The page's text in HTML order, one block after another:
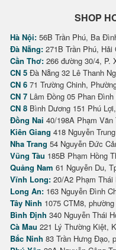
SHOP
Hà Nội: 56B Trần Phú, Ba
Đà Nẵng: 271B Trần Phú, Hải
Cần Thơ: 266 đường 30/4, P.
CN 5 Đà Nẵng 32 Lê Thanh
CN 6 71 Trường Chinh,
CN 7 Lâm Đồng 05 Phan Đình
CN 8 Bình Dương 151 Phú
Đồng Nai 40/198A Phạm Văn
Kiên Giang 418 Nguyễn
Nha Trang 54 Nguyễn Đức
Vũng Tàu 185B Phạm Hồng
Quảng Nam 61 Nguyễn Du,
Vĩnh Long: 20/A2 Phạm Thái
Long An: 163 Nguyễn Đình
Tây Ninh 1075 CTM8,
Bình Định 340 Nguyễn Thái
Cà Mau 221 Lý Thường Kiệt,
Bắc Ninh 83 Trần Hưng Đạo,